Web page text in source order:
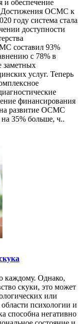
и обеспечение
ОСМС к
году система стала
доступности
составил 93%
с 78% в
заметных
услуг. Теперь
финансирования
на развитие ОСМС
35% больше, ч..
каждому. Однако,
скуки, это может
или
психологии и
способна негативно